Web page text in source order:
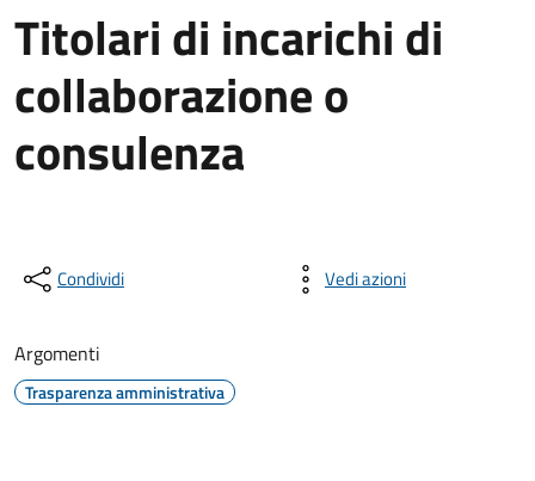
Titolari di incarichi di
collaborazione o
consulenza
Condividi Vedi azioni
Argomenti
Trasparenza amministrativa